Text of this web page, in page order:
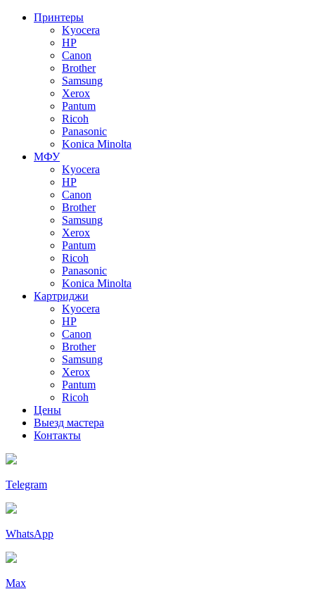
Принтеры
Kyocera
HP
Canon
Brother
Samsung
Xerox
Pantum
Ricoh
Panasonic
Konica Minolta
МФУ
Kyocera
HP
Canon
Brother
Samsung
Xerox
Pantum
Ricoh
Panasonic
Konica Minolta
Картриджи
Kyocera
HP
Canon
Brother
Samsung
Xerox
Pantum
Ricoh
Цены
Выезд мастера
Контакты
Telegram
WhatsApp
Max